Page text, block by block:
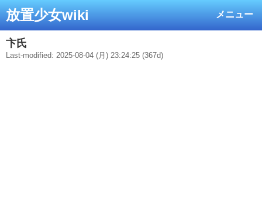
メニュー
放置少女wiki
卞氏
Last-modified: 2025-08-04 (月) 23:24:25 (367d)